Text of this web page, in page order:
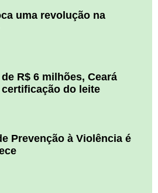
uma revolução na
R$ 6 milhões, Ceará
do leite
Prevenção à Violência é